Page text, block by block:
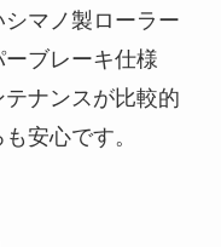
マノ製ローラー
ブレーキ仕様
ナンスが比較的
安心です。